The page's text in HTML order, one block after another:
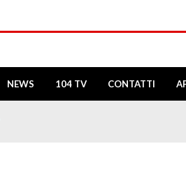
NEWS 104 TV CONTATTI